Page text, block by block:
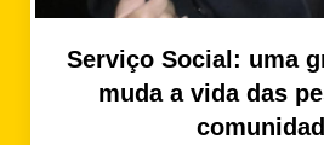
Serviço Social: uma
muda a vida das